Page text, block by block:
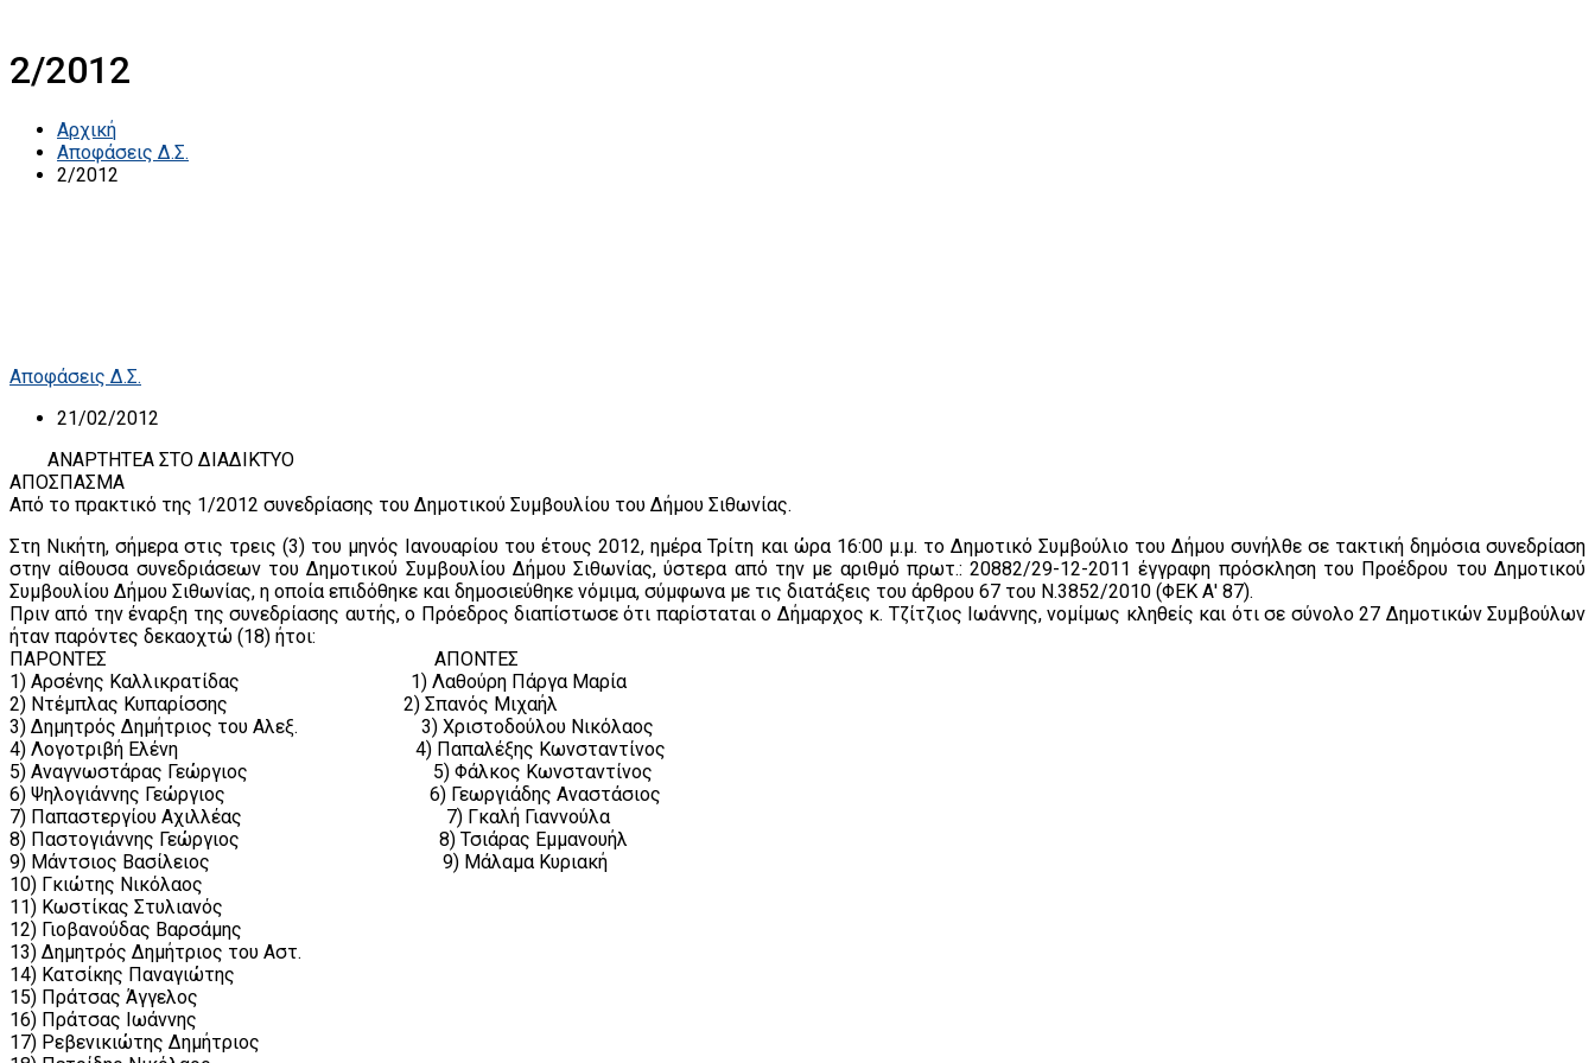
2/2012
Αρχική
Αποφάσεις Δ.Σ.
2/2012
Αποφάσεις Δ.Σ.
21/02/2012
ΑΝΑΡΤΗΤΕΑ ΣΤΟ ΔΙΑΔΙΚΤΥΟ
ΑΠΟΣΠΑΣΜΑ
Από το πρακτικό της 1/2012 συνεδρίασης του Δημοτικού Συμβουλίου του Δήμου Σιθωνίας.
Στη Νικήτη, σήμερα στις τρεις (3) του μηνός Ιανουαρίου του έτους 2012, ημέρα Τρίτη και ώρα 16:00 μ.μ. το Δημοτικό Συμβούλιο του Δήμου συνήλθε σε τακτική δημόσια συνεδρίαση
στην αίθουσα συνεδριάσεων του Δημοτικού Συμβουλίου Δήμου Σιθωνίας, ύστερα από την με αριθμό πρωτ.: 20882/29-12-2011 έγγραφη πρόσκληση του Προέδρου του Δημοτικού
Συμβουλίου Δήμου Σιθωνίας, η οποία επιδόθηκε και δημοσιεύθηκε νόμιμα, σύμφωνα με τις διατάξεις του άρθρου 67 του Ν.3852/2010 (ΦΕΚ Α' 87).
Πριν από την έναρξη της συνεδρίασης αυτής, ο Πρόεδρος διαπίστωσε ότι παρίσταται ο Δήμαρχος κ. Τζίτζιος Ιωάννης, νομίμως κληθείς και ότι σε σύνολο 27 Δημοτικών Συμβούλων
ήταν παρόντες δεκαοχτώ (18) ήτοι:
ΠΑΡΟΝΤΕΣ ΑΠΟΝΤΕΣ
1) Αρσένης Καλλικρατίδας 1) Λαθούρη Πάργα Μαρία
2) Ντέμπλας Κυπαρίσσης 2) Σπανός Μιχαήλ
3) Δημητρός Δημήτριος του Αλεξ. 3) Χριστοδούλου Νικόλαος
4) Λογοτριβή Ελένη 4) Παπαλέξης Κωνσταντίνος
5) Αναγνωστάρας Γεώργιος 5) Φάλκος Κωνσταντίνος
6) Ψηλογιάννης Γεώργιος 6) Γεωργιάδης Αναστάσιος
7) Παπαστεργίου Αχιλλέας 7) Γκαλή Γιαννούλα
8) Παστογιάννης Γεώργιος 8) Τσιάρας Εμμανουήλ
9) Μάντσιος Βασίλειος 9) Μάλαμα Κυριακή
10) Γκιώτης Νικόλαος
11) Κωστίκας Στυλιανός
12) Γιοβανούδας Βαρσάμης
13) Δημητρός Δημήτριος του Αστ.
14) Κατσίκης Παναγιώτης
15) Πράτσας Άγγελος
16) Πράτσας Ιωάννης
17) Ρεβενικιώτης Δημήτριος